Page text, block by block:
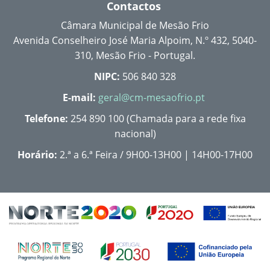
Contactos
Câmara Municipal de Mesão Frio
Avenida Conselheiro José Maria Alpoim, N.º 432, 5040-
310, Mesão Frio - Portugal.
NIPC: 506 840 328
E-mail: geral@cm-mesaofrio.pt
Telefone: 254 890 100 (Chamada para a rede fixa
nacional)
Horário: 2.ª a 6.ª Feira / 9H00-13H00 | 14H00-17H00